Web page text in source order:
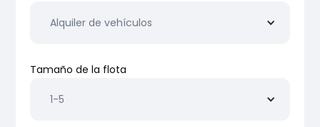
Alquiler de vehículos
Tamaño de la flota
1-5